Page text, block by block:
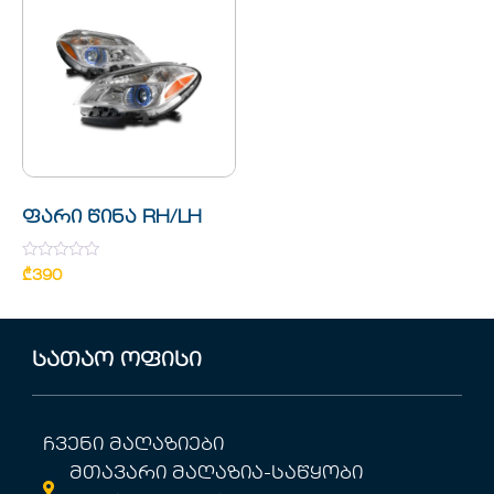
ფარი წინა RH/LH
Rated
0
₾390
სათაო ოფისი
ჩვენი მაღაზიები
მთავარი მაღაზია-საწყობი